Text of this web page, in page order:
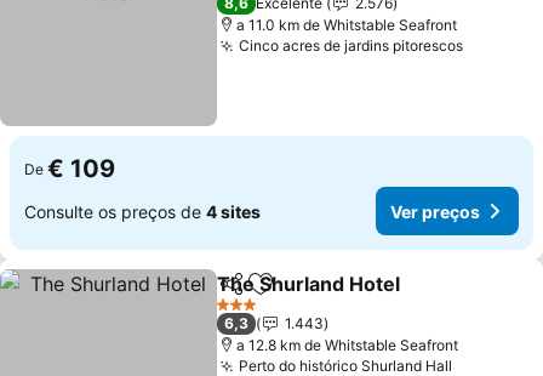
a 11.0 km de Whitstable Seafront
Cinco acres de jardins pitorescosVer
De € 109
Consulte os preços de 4 sites Ver preços
PartilharAdicionar aos favoritos
The Shurland Hotel
3 Estrelas
6,3
1.443
a 12.8 km de Whitstable Seafront
Perto do histórico Shurland Hall